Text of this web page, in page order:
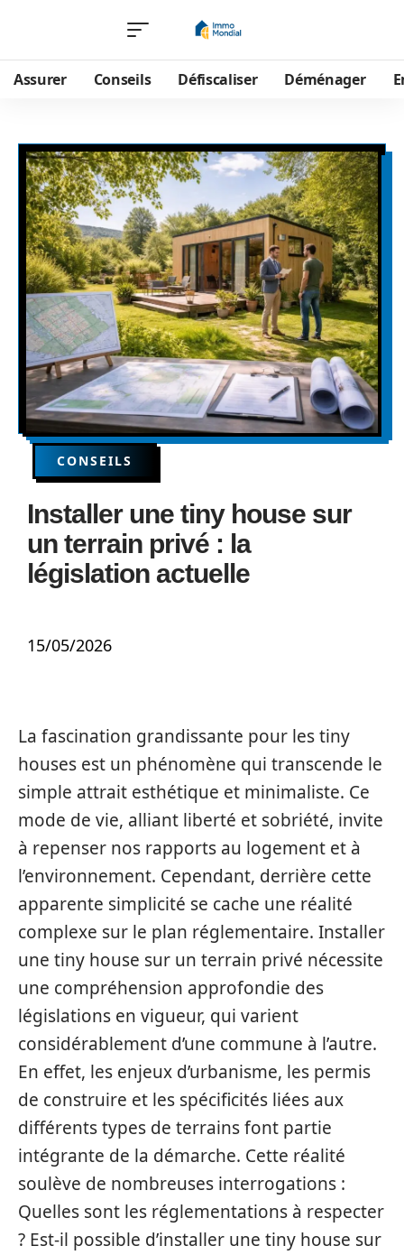
Assurer Conseils Défiscaliser Déménager
CONSEILS
Installer une tiny house sur
un terrain privé : la
législation actuelle
15/05/2026
La fascination grandissante pour les tiny
houses est un phénomène qui transcende le
simple attrait esthétique et minimaliste. Ce
mode de vie, alliant liberté et sobriété, invite
à repenser nos rapports au logement et à
l’environnement. Cependant, derrière cette
apparente simplicité se cache une réalité
complexe sur le plan réglementaire. Installer
une tiny house sur un terrain privé nécessite
une compréhension approfondie des
législations en vigueur, qui varient
considérablement d’une commune à l’autre.
En effet, les enjeux d’urbanisme, les permis
de construire et les spécificités liées aux
différents types de terrains font partie
intégrante de la démarche. Cette réalité
soulève de nombreuses interrogations :
Quelles sont les réglementations à respecter
? Est-il possible d’installer une tiny house sur